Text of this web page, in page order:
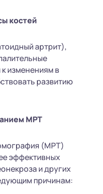
костей
артрит),
изменениям в
развитию
МРТ
(МРТ)
эффективных
и других
причинам: